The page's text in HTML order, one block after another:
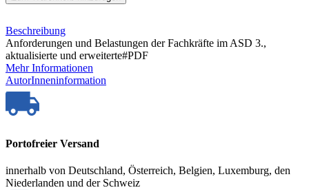
Beschreibung
Anforderungen und Belastungen der Fachkräfte im ASD 3.,
aktualisierte und erweiterte#PDF
Mehr Informationen
AutorInneninformation
Portofreier Versand
innerhalb von Deutschland, Österreich, Belgien, Luxemburg, den
Niederlanden und der Schweiz